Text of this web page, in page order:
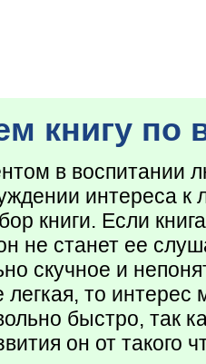
книгу по
в воспитании
интереса к
книги. Если
не станет ее
скучное и
легкая, то
быстро, так
он от такого